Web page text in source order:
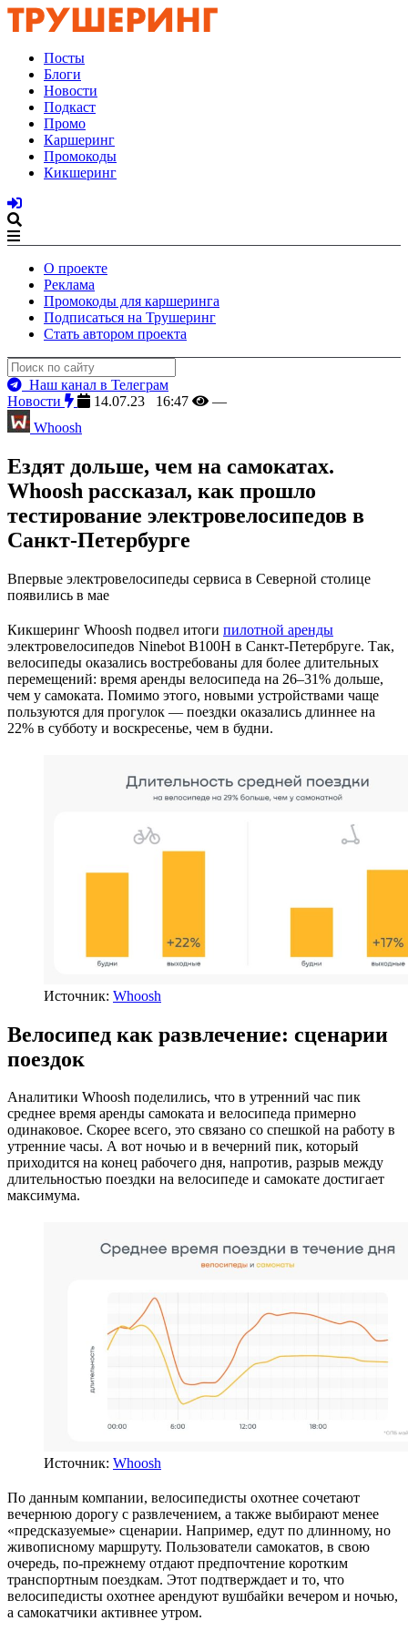
Посты
Блоги
Новости
Подкаст
Промо
Каршеринг
Промокоды
Кикшеринг
О проекте
Реклама
Промокоды для каршеринга
Подписаться на Трушеринг
Стать автором проекта
Наш канал в Телеграм
Новости
14.07.23 16:47
—
Whoosh
Ездят дольше, чем на самокатах.
Whoosh рассказал, как прошло
тестирование электровелосипедов в
Санкт-Петербурге
Впервые электровелосипеды сервиса в Северной столице
появились в мае
Кикшеринг Whoosh подвел итоги пилотной аренды
электровелосипедов Ninebot B100H в Санкт-Петербруге. Так,
велосипеды оказались востребованы для более длительных
перемещений: время аренды велосипеда на 26–31% дольше,
чем у самоката. Помимо этого, новыми устройствами чаще
пользуются для прогулок — поездки оказались длиннее на
22% в субботу и воскресенье, чем в будни.
Источник: Whoosh
Велосипед как развлечение: сценарии
поездок
Аналитики Whoosh поделились, что в утренний час пик
среднее время аренды самоката и велосипеда примерно
одинаковое. Скорее всего, это связано со спешкой на работу в
утренние часы. А вот ночью и в вечерний пик, который
приходится на конец рабочего дня, напротив, разрыв между
длительностью поездки на велосипеде и самокате достигает
максимума.
Источник: Whoosh
По данным компании, велосипедисты охотнее сочетают
вечернюю дорогу с развлечением, а также выбирают менее
«предсказуемые» сценарии. Например, едут по длинному, но
живописному маршруту. Пользователи самокатов, в свою
очередь, по-прежнему отдают предпочтение коротким
транспортным поездкам. Этот подтверждает и то, что
велосипедисты охотнее арендуют вушбайки вечером и ночью,
а самокатчики активнее утром.